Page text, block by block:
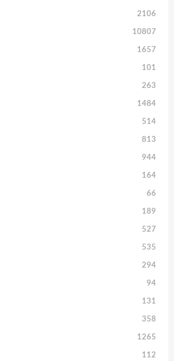
2106
10807
1657
101
263
1484
514
813
944
164
66
189
527
535
294
94
131
358
1265
112